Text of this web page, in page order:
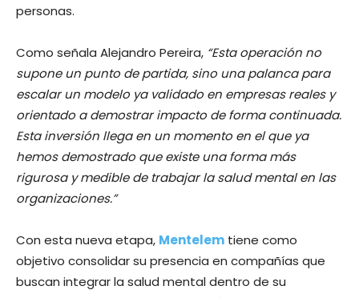
personas.
Como señala Alejandro Pereira, “Esta operación no
supone un punto de partida, sino una palanca para
escalar un modelo ya validado en empresas reales y
orientado a demostrar impacto de forma continuada.
Esta inversión llega en un momento en el que ya
hemos demostrado que existe una forma más
rigurosa y medible de trabajar la salud mental en las
organizaciones.”
Con esta nueva etapa, Mentelem tiene como
objetivo consolidar su presencia en compañías que
buscan integrar la salud mental dentro de su